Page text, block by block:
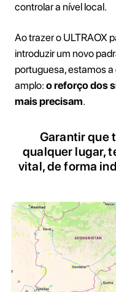
controlar a nível local.
Ao trazer o ULTRAOX
introduzir um novo
portuguesa, estamos
amplo: o reforço dos
mais precisam.
Garantir que
qualquer lugar,
vital, de forma